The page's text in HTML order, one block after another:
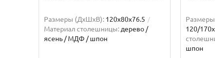
Размеры (ДхШxВ): 120х80х76.5
Материал столешницы: дерево /
ясень / МДФ / шпон
120/
шпон